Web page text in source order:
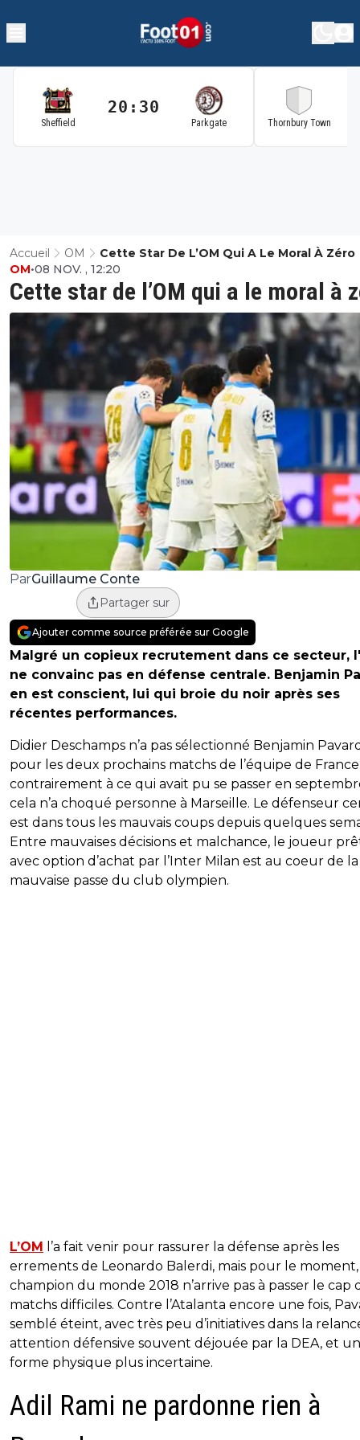
Sheffield
20:30
Parkgate Thornbury Town
Accueil OM Cette Star De L’OM Qui A Le Moral À Zéro
Cette star de l’OM qui a le moral à
OM•08 NOV. , 12:20
ParGuillaume Conte
Partager sur
Ajouter comme source préférée sur Google
Malgré un copieux recrutement dans ce secteur,
ne convainc pas en défense centrale. Benjamin
en est conscient, lui qui broie du noir après ses
récentes performances.
Didier Deschamps n’a pas sélectionné Benjamin
pour les deux prochains matchs de l’équipe de
contrairement à ce qui avait pu se passer en
cela n’a choqué personne à Marseille. Le défenseur
est dans tous les mauvais coups depuis quelques
Entre mauvaises décisions et malchance, le joueur
avec option d’achat par l’Inter Milan est au coeur de la
mauvaise passe du club olympien.
L’OM
l’a fait venir pour rassurer la défense après les
errements de Leonardo Balerdi, mais pour le
champion du monde 2018 n’arrive pas à passer le cap
matchs difficiles. Contre l’Atalanta encore une fois,
semblé éteint, avec très peu d’initiatives dans la
attention défensive souvent déjouée par la DEA, et
forme physique plus incertaine.
Adil Rami ne pardonne rien à